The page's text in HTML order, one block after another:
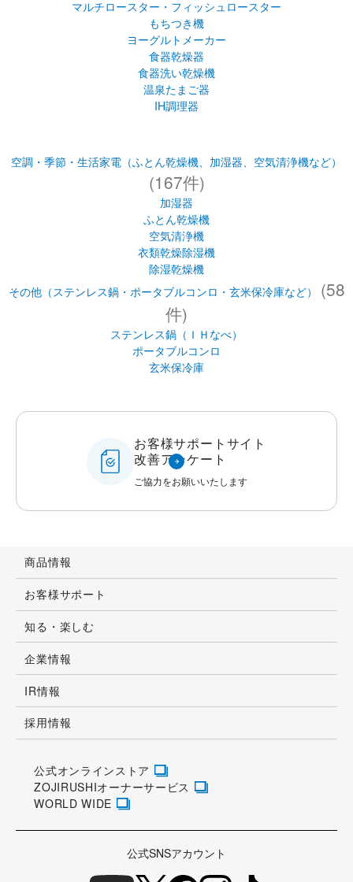
空調・季節・生活家電（ふとん乾燥機、加湿器、空気清浄機など）
(167件)
加湿器
ふとん乾燥機
空気清浄機
衣類乾燥除湿機
その他（ステンレス鍋・ポータブルコンロ・玄米保冷庫など） (58
件)
ステンレス鍋（ＩＨなべ）
ポータブルコンロ
玄米保冷庫
お客様サポートサイト
改善アンケート
ご協力をお願いいたします
お客様サポート
IR情報
採用情報
公式オンラインストア
ZOJIRUSHIオーナーサービス
WORLD WIDE
その他の公式SNSアカウントはこちら